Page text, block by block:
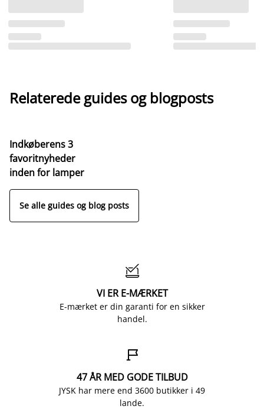
Relaterede guides og blogposts
Indkøberens 3
favoritnyheder
inden for lamper
Se alle guides og blog posts

VI ER E-MÆRKET
E-mærket er din garanti for en sikker
handel.

47 ÅR MED GODE TILBUD
JYSK har mere end 3600 butikker i 49
lande.